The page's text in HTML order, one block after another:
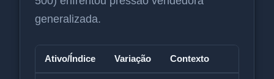
generalizada.
Ativo/Índice Variação Contexto